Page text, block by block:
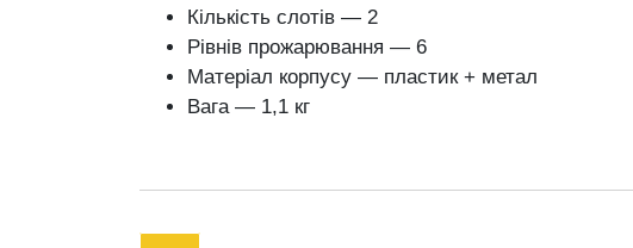
Кількість слотів — 2
Рівнів прожарювання — 6
Матеріал корпусу — пластик + метал
Вага — 1,1 кг